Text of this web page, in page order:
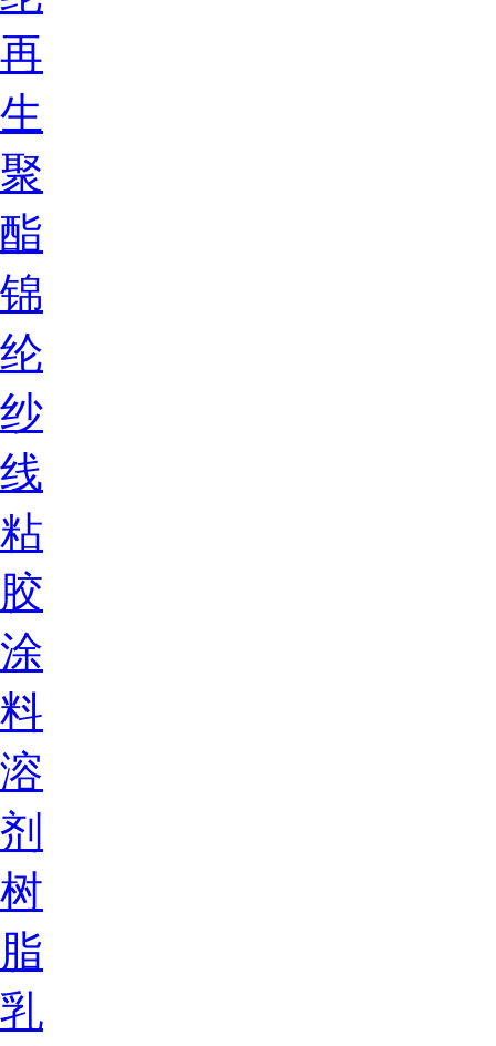
再
生
聚
酯
锦
纶
纱
线
粘
胶
涂
料
溶
剂
树
脂
乳